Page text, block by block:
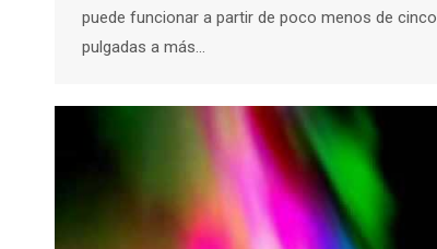
puede funcionar a partir de poco menos de cinco
pulgadas a más…